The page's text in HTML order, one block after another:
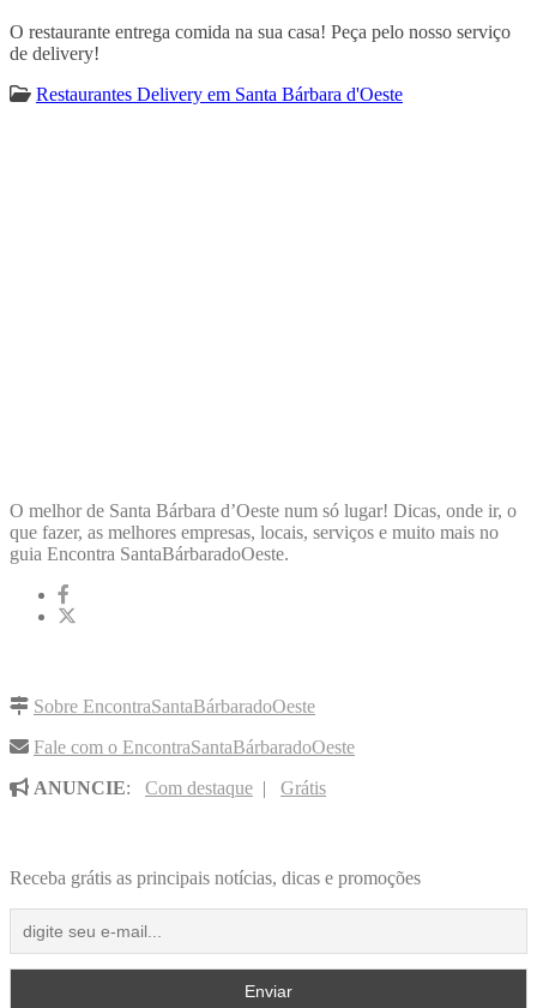
O restaurante entrega comida na sua casa! Peça pelo nosso serviço
de delivery!
Restaurantes Delivery em Santa Bárbara d'Oeste
O melhor de Santa Bárbara d’Oeste num só lugar! Dicas, onde ir, o
que fazer, as melhores empresas, locais, serviços e muito mais no
guia Encontra SantaBárbaradoOeste.
Sobre EncontraSantaBárbaradoOeste
Fale com o EncontraSantaBárbaradoOeste
ANUNCIE: Com destaque | Grátis
Receba grátis as principais notícias, dicas e promoções